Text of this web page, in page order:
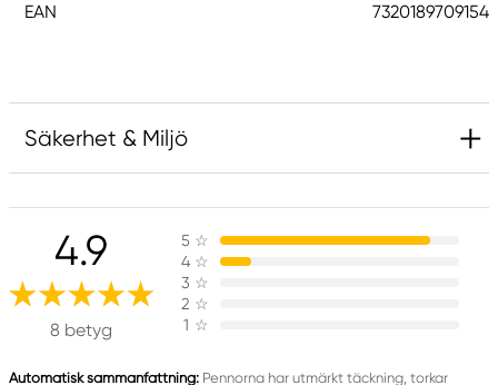
EAN
7320189709154
Säkerhet & Miljö
Ansvarig EU
Panduro Limitless
Panduro
205 14 Malmö, Sweden
www.panduro.com
4.9
8 betyg
5 ☆
4 ☆
3 ☆
2 ☆
1 ☆
Automatisk sammanfattning: Pennorna har utmärkt täckning, torkar